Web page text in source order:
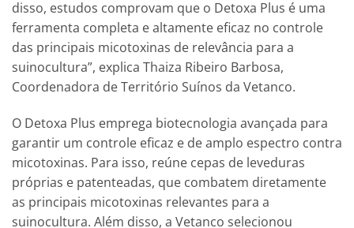
disso, estudos comprovam que o Detoxa Plus é uma
ferramenta completa e altamente eficaz no controle
das principais micotoxinas de relevância para a
suinocultura”, explica Thaiza Ribeiro Barbosa,
Coordenadora de Território Suínos da Vetanco.
O Detoxa Plus emprega biotecnologia avançada para
garantir um controle eficaz e de amplo espectro contra
micotoxinas. Para isso, reúne cepas de leveduras
próprias e patenteadas, que combatem diretamente
as principais micotoxinas relevantes para a
suinocultura. Além disso, a Vetanco selecionou